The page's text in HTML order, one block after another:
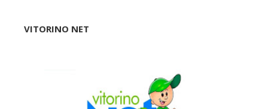
VITORINO NET